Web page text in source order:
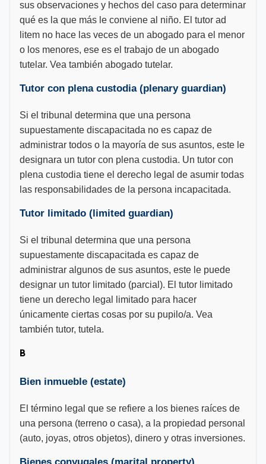
sus observaciones y hechos del caso para determinar
qué es la que más le conviene al niño. El tutor ad
litem no hace las veces de un abogado para el menor
o los menores, ese es el trabajo de un abogado
tutelar. Vea también abogado tutelar.
Tutor con plena custodia (plenary guardian)
Si el tribunal determina que una persona
supuestamente discapacitada no es capaz de
administrar todos o la mayoría de sus asuntos, este le
designara un tutor con plena custodia. Un tutor con
plena custodia tiene el derecho legal de asumir todas
las responsabilidades de la persona incapacitada.
Tutor limitado (limited guardian)
Si el tribunal determina que una persona
supuestamente discapacitada es capaz de
administrar algunos de sus asuntos, este le puede
designar un tutor limitado (parcial). El tutor limitado
tiene un derecho legal limitado para hacer
únicamente ciertas cosas por su pupilo/a. Vea
también tutor, tutela.
B
Bien inmueble (estate)
El término legal que se refiere a los bienes raíces de
una persona (terreno o casa), a la propiedad personal
(auto, joyas, otros objetos), dinero y otras inversiones.